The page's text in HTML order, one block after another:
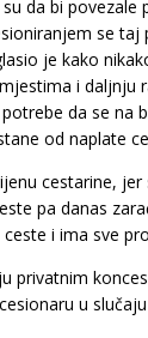
da bi povezale
se
je kako
i daljnju
da se na
od naplate
cestarine,
pa danas
i ima sve
privatnim
u